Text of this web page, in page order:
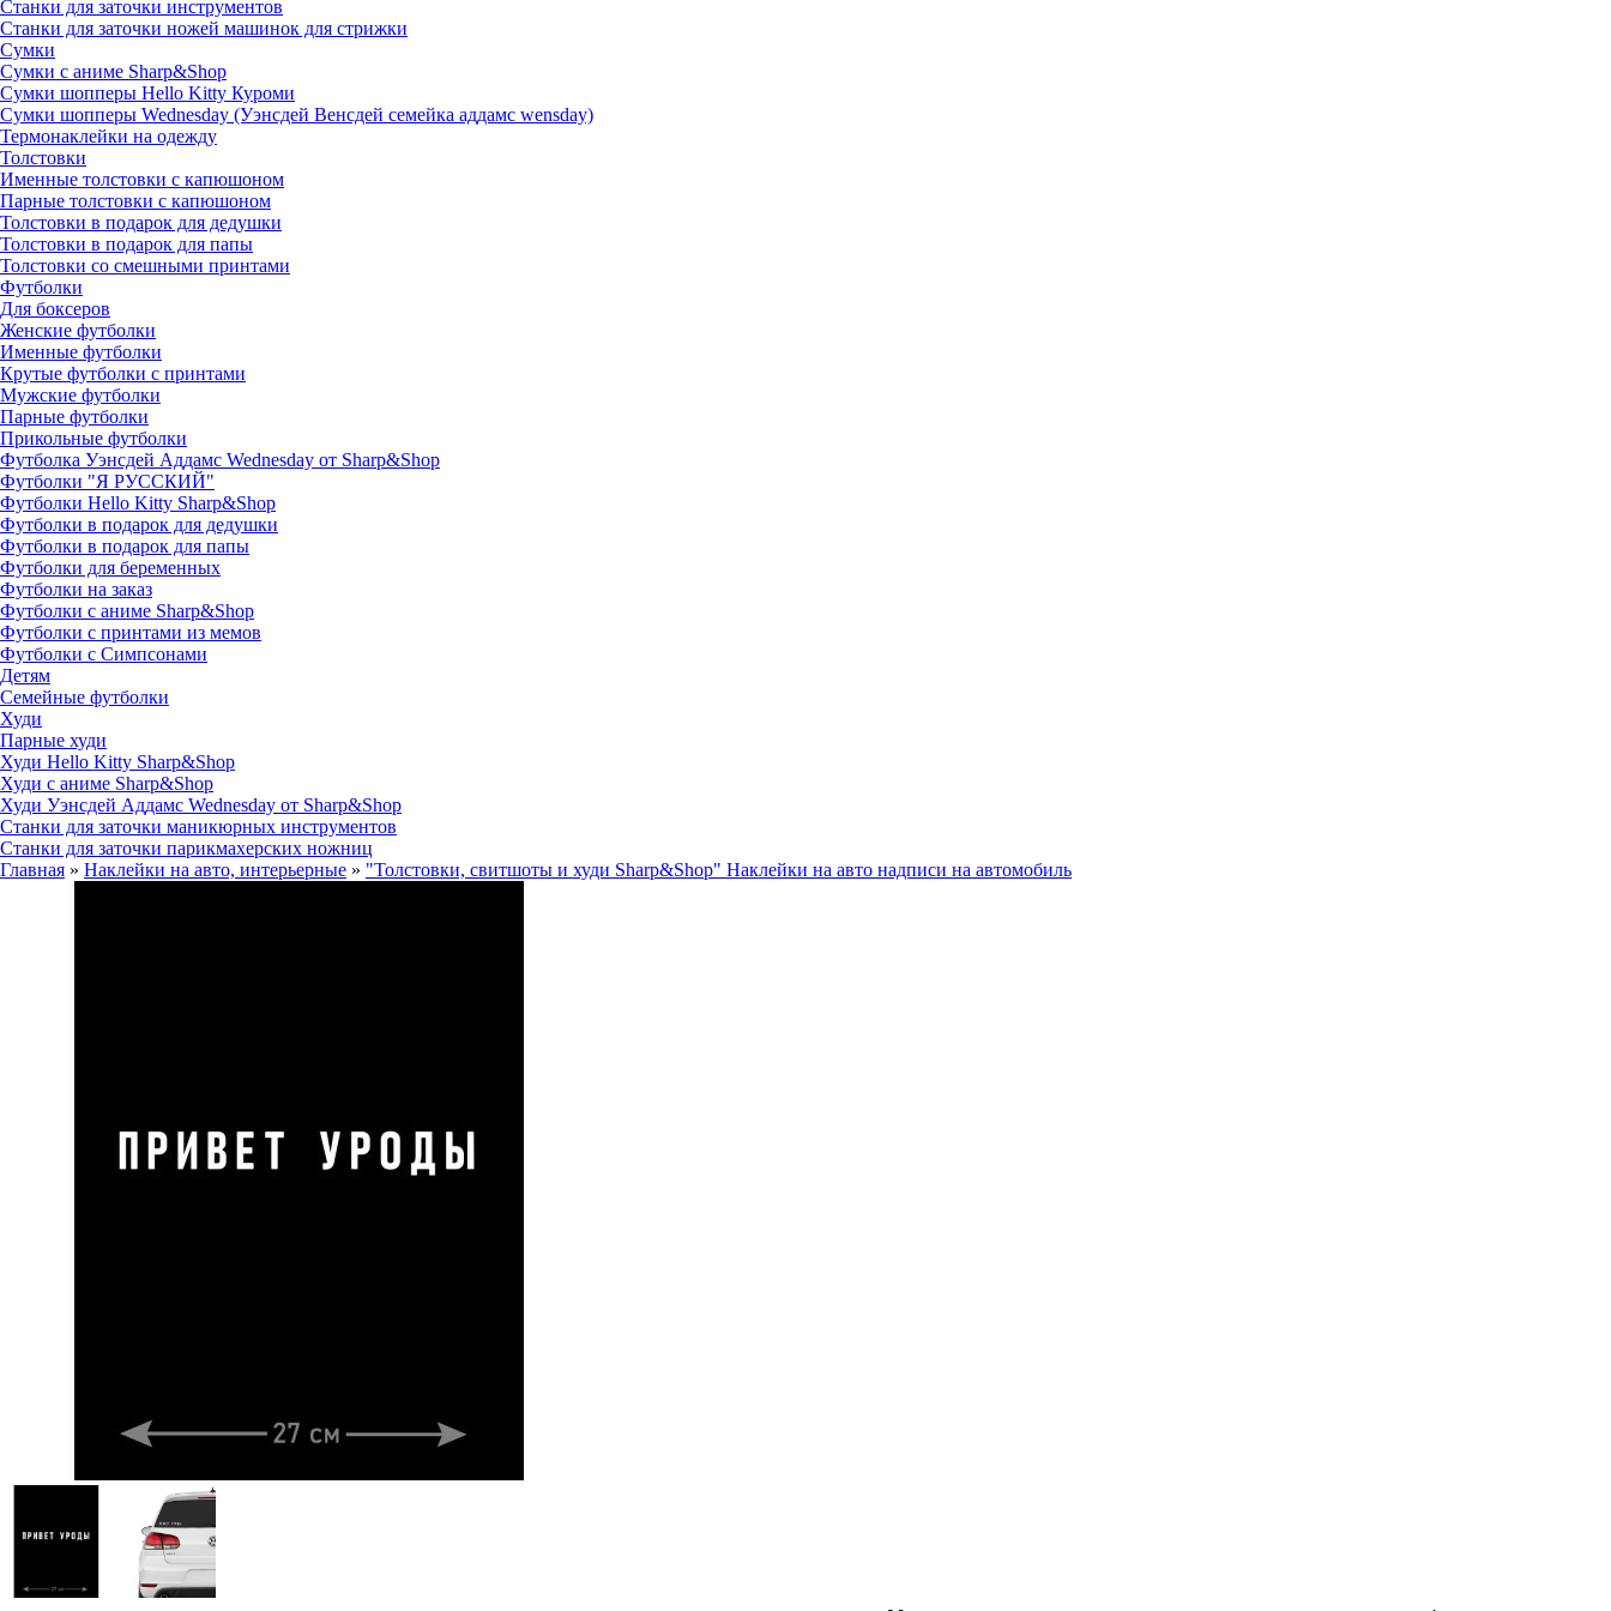
Станки для заточки инструментов
Станки для заточки ножей машинок для стрижки
Сумки
Сумки с аниме Sharp&Shop
Сумки шопперы Hello Kitty Куроми
Сумки шопперы Wednesday (Уэнсдей Венсдей семейка аддамс wensday)
Термонаклейки на одежду
Толстовки
Именные толстовки с капюшоном
Парные толстовки с капюшоном
Толстовки в подарок для дедушки
Толстовки в подарок для папы
Толстовки со смешными принтами
Футболки
Для боксеров
Женские футболки
Именные футболки
Крутые футболки с принтами
Мужские футболки
Парные футболки
Прикольные футболки
Футболка Уэнсдей Аддамс Wednesday от Sharp&Shop
Футболки "Я РУССКИЙ"
Футболки Hello Kitty Sharp&Shop
Футболки в подарок для дедушки
Футболки в подарок для папы
Футболки для беременных
Футболки на заказ
Футболки с аниме Sharp&Shop
Футболки с принтами из мемов
Футболки с Симпсонами
Детям
Семейные футболки
Худи
Парные худи
Худи Hello Kitty Sharp&Shop
Худи с аниме Sharp&Shop
Худи Уэнсдей Аддамс Wednesday от Sharp&Shop
Станки для заточки маникюрных инструментов
Станки для заточки парикмахерских ножниц
Главная » Наклейки на авто, интерьерные » "Толстовки, свитшоты и худи Sharp&Shop" Наклейки на авто надписи на автомобиль